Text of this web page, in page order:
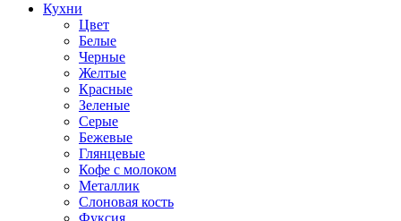
Кухни
Цвет
Белые
Черные
Желтые
Красные
Зеленые
Серые
Бежевые
Глянцевые
Кофе с молоком
Металлик
Слоновая кость
Фуксия